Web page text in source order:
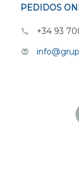
PEDIDOS
+34 93